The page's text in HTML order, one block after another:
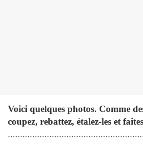
Voici quelques photos. Comme
coupez, rebattez, étalez-les et